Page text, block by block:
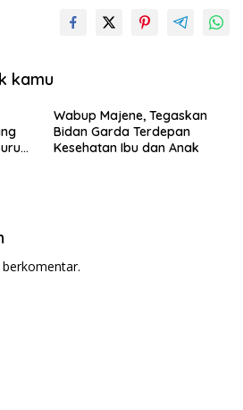
kamu
Wabup Majene, Tegaskan
Bidan Garda Terdepan
Kesehatan Ibu dan Anak